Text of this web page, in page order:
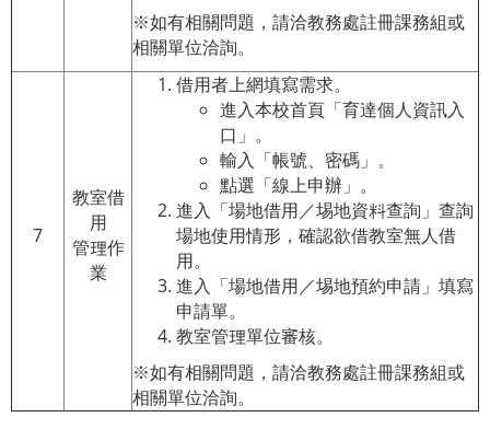
※如有相關問題，請洽教務處註冊課務組或
相關單位洽詢。
7
教室借
用
管理作
業
借用者上網填寫需求。
進入本校首頁「育達個人資訊入
口」。
輸入「帳號、密碼」。
點選「線上申辦」。
進入「場地借用／埸地資料查詢」查詢
場地使用情形，確認欲借教室無人借
用。
進入「場地借用／埸地預約申請」填寫
申請單。
教室管理單位審核。
※如有相關問題，請洽教務處註冊課務組或
相關單位洽詢。